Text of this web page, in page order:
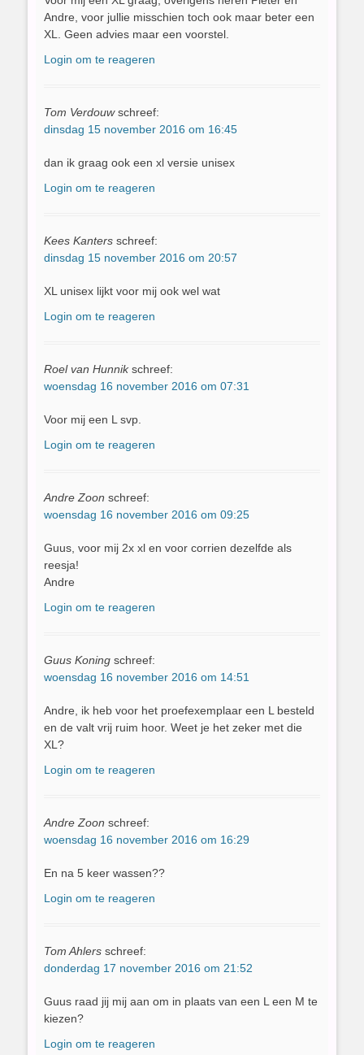
Andre, voor jullie misschien toch ook maar beter een
XL. Geen advies maar een voorstel.
Login om te reageren
Tom Verdouw schreef:
dinsdag 15 november 2016 om 16:45
dan ik graag ook een xl versie unisex
Login om te reageren
Kees Kanters schreef:
dinsdag 15 november 2016 om 20:57
XL unisex lijkt voor mij ook wel wat
Login om te reageren
Roel van Hunnik schreef:
woensdag 16 november 2016 om 07:31
Voor mij een L svp.
Login om te reageren
Andre Zoon schreef:
woensdag 16 november 2016 om 09:25
Guus, voor mij 2x xl en voor corrien dezelfde als
reesja!
Andre
Login om te reageren
Guus Koning schreef:
woensdag 16 november 2016 om 14:51
Andre, ik heb voor het proefexemplaar een L besteld
en de valt vrij ruim hoor. Weet je het zeker met die
XL?
Login om te reageren
Andre Zoon schreef:
woensdag 16 november 2016 om 16:29
En na 5 keer wassen??
Login om te reageren
Tom Ahlers schreef:
donderdag 17 november 2016 om 21:52
Guus raad jij mij aan om in plaats van een L een M te
kiezen?
Login om te reageren